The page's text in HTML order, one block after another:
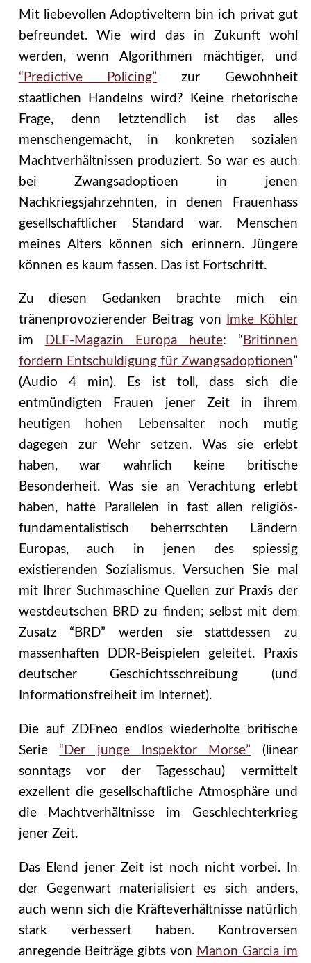
Mit liebevollen Adoptiveltern bin ich privat gut
befreundet. Wie wird das in Zukunft wohl
werden, wenn Algorithmen mächtiger, und
“Predictive Policing” zur Gewohnheit
staatlichen Handelns wird? Keine rhetorische
Frage, denn letztendlich ist das alles
menschengemacht, in konkreten sozialen
Machtverhältnissen produziert. So war es auch
bei Zwangsadoptioen in jenen
Nachkriegsjahrzehnten, in denen Frauenhass
gesellschaftlicher Standard war. Menschen
meines Alters können sich erinnern. Jüngere
können es kaum fassen. Das ist Fortschritt.
Zu diesen Gedanken brachte mich ein
tränenprovozierender Beitrag von
Imke Köhler
im
DLF-Magazin Europa heute: “ Britinnen
fordern Entschuldigung für Zwangsadoptionen”
(Audio 4 min). Es ist toll, dass sich die
entmündigten Frauen jener Zeit in ihrem
heutigen hohen Lebensalter noch mutig
dagegen zur Wehr setzen. Was sie erlebt
haben, war wahrlich keine britische
Besonderheit. Was sie an Verachtung erlebt
haben, hatte Parallelen in fast allen religiös-
fundamentalistisch beherrschten Ländern
Europas, auch in jenen des spiessig
existierenden Sozialismus. Versuchen Sie mal
mit Ihrer Suchmaschine Quellen zur Praxis der
westdeutschen BRD zu finden; selbst mit dem
Zusatz “BRD” werden sie stattdessen zu
massenhaften DDR-Beispielen geleitet. Praxis
deutscher Geschichtsschreibung (und
Informationsfreiheit im Internet).
Die auf ZDFneo endlos wiederholte britische
Serie “Der junge Inspektor Morse” (linear
sonntags vor der Tagesschau) vermittelt
exzellent die gesellschaftliche Atmosphäre und
die Machtverhältnisse im Geschlechterkrieg
jener Zeit.
Das Elend jener Zeit ist noch nicht vorbei. In
der Gegenwart materialisiert es sich anders,
auch wenn sich die Kräfteverhältnisse natürlich
stark verbessert haben. Kontroversen
anregende Beiträge gibts von Manon Garcia im